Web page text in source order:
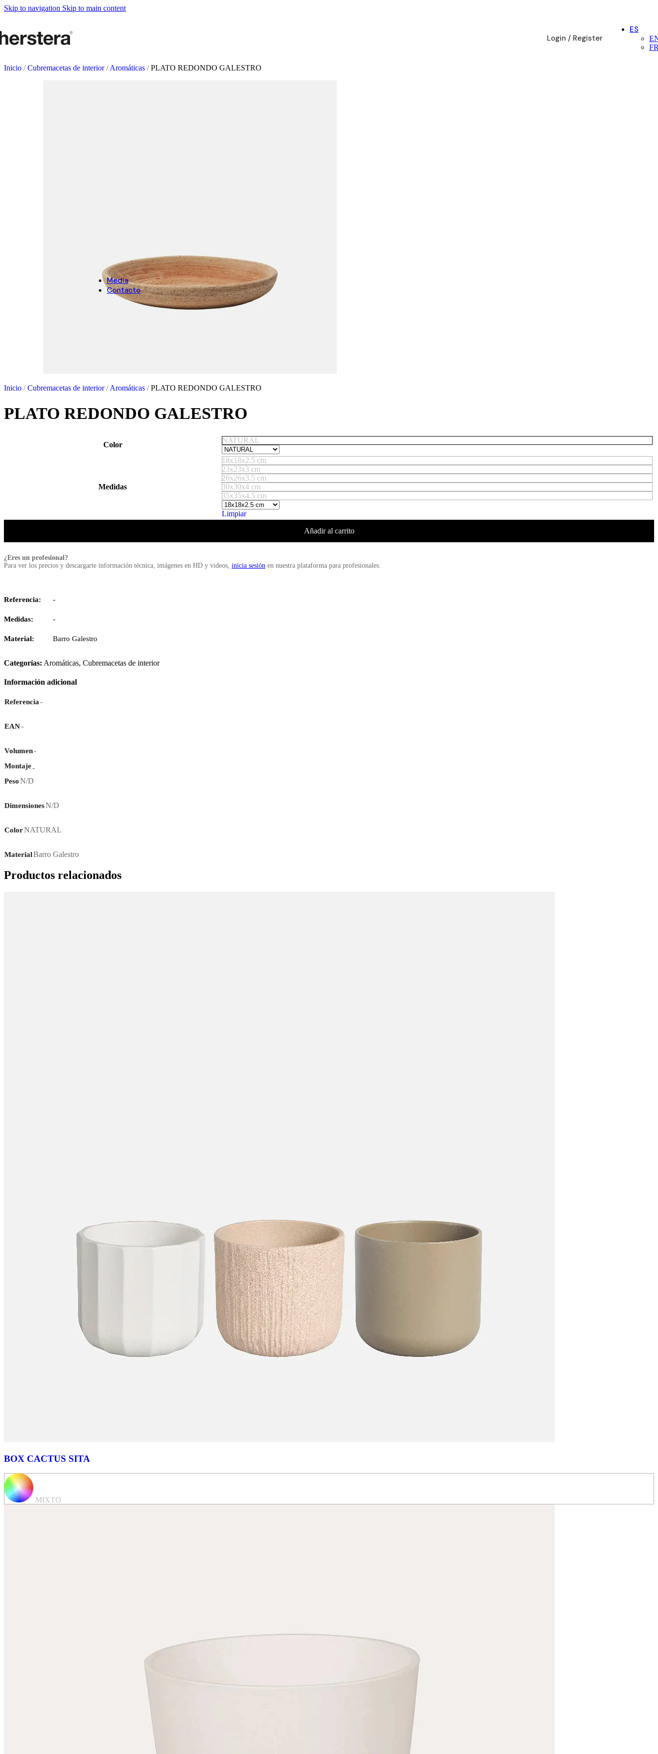
Skip to navigation Skip to main content
Mesas de cultivo
Decoración de Navidad
Cubremacetas de Navidad
Media
Contacto
Login / Register
ES
Inicio / Cubremacetas de interior/ Aromáticas / PLATO REDONDO GALESTRO
Inicio / Cubremacetas de interior/ Aromáticas / PLATO REDONDO GALESTRO
PLATO REDONDO GALESTRO
Color
NATURAL
Medidas
18x18x2.5 cm
23x23x3 cm
26x26x3.5 cm
30x30x4 cm
35x35x4.5 cm
Limpiar
Añadir al carrito
¿Eres un profesional?
Para ver los precios y descargarte información técnica, imágenes en HD y videos, inicia sesión en nuestra plataforma para profesionales.
Referencia: -
Medidas: -
Material: Barro Galestro
Categorías: Aromáticas, Cubremacetas de interior
Información adicional
Referencia-
EAN-
Volumen-
Montaje-
PesoN/D
DimensionesN/D
ColorNATURAL
MaterialBarro Galestro
Productos relacionados
BOX CACTUS SITA
MIXTO